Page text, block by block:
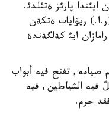
پارئز ةتئلدئ.
ريؤايات ةتكةن
ايئ كةلگةندة
صيامه, تفتح فيه أبواب
فيه الشياطين, فيه
حرم.